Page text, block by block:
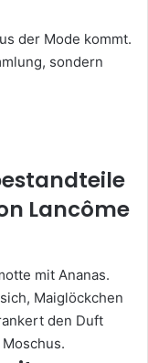
der Mode kommt.
sondern
Lancôme
mit Ananas.
Maiglöckchen
den Duft